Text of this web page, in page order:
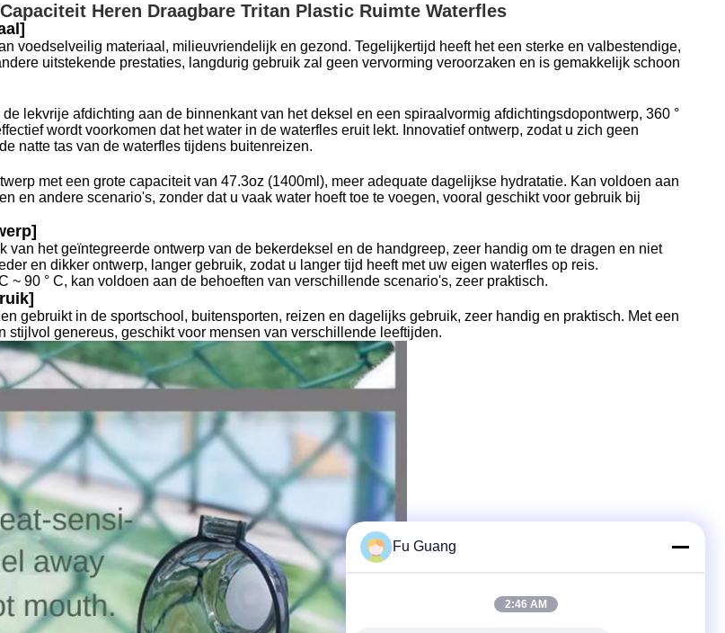
Heren Draagbare Tritan Plastic Ruimte Waterfles
voedselveilig materiaal, milieuvriendelijk en gezond. Tegelijkertijd heeft het een sterke en valbestendige,
uitstekende prestaties, langdurig gebruik zal geen vervorming veroorzaken en is gemakkelijk schoon
lekvrije afdichting aan de binnenkant van het deksel en een spiraalvormig afdichtingsdopontwerp, 360 °
wordt voorkomen dat het water in de waterfles eruit lekt. Innovatief ontwerp, zodat u zich geen
natte tas van de waterfles tijdens buitenreizen.
met een grote capaciteit van 47.3oz (1400ml), meer adequate dagelijkse hydratatie. Kan voldoen aan
en andere scenario's, zonder dat u vaak water hoeft toe te voegen, vooral geschikt voor gebruik bij
van het geïntegreerde ontwerp van de bekerdeksel en de handgreep, zeer handig om te dragen en niet
en dikker ontwerp, langer gebruik, zodat u langer tijd heeft met uw eigen waterfles op reis.
~ 90 ° C, kan voldoen aan de behoeften van verschillende scenario's, zeer praktisch.
gebruikt in de sportschool, buitensporten, reizen en dagelijks gebruik, zeer handig en praktisch. Met een
stijlvol genereus, geschikt voor mensen van verschillende leeftijden.
Fu Guang
2:46 AM